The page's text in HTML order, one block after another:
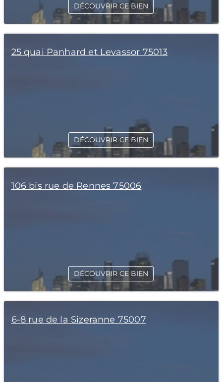
DÉCOUVRIR CE BIEN
25 quai Panhard et Levassor 75013
DÉCOUVRIR CE BIEN
106 bis rue de Rennes 75006
DÉCOUVRIR CE BIEN
6-8 rue de la Sizeranne 75007